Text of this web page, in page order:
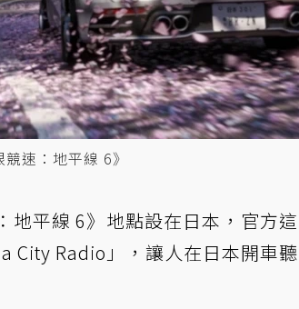
速：地平線 6》
地平線 6》地點設在日本，官方
City Radio」，讓人在日本開車